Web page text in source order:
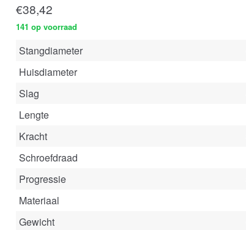
€38,42
141 op voorraad
Stangdiameter
Huisdiameter
Slag
Lengte
Kracht
Schroefdraad
Progressie
Materiaal
Gewicht